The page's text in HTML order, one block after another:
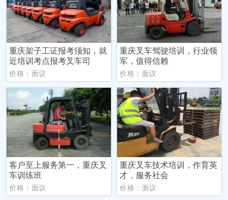
重庆架子工证报考须知，就
近培训考点报考叉车司
价格：面议
重庆叉车驾驶培训，行业领
军，值得信赖
价格：面议
客户至上服务第一，重庆叉
车训练班
价格：面议
重庆叉车技术培训，作育英
才，服务社会
价格：面议